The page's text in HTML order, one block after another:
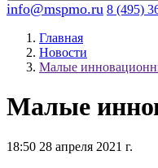
info@mspmo.ru 8 (495)
Главная
Новости
Малые
Малые
18:50 28 апреля 2021 г.